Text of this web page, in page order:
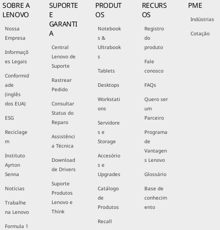
SOBRE A
LENOVO
Nossa
Empresa
Informaçõ
es Legais
Conformid
ade
(inglês
dos EUA)
ESG
Reciclage
m
Instituto
Ayrton
Senna
Notícias
Trabalhe
na Lenovo
Formula 1
SUPORTE
E
GARANTI
A
Central
Lenovo de
Suporte
Rastrear
Pedido
Consultar
Status do
Reparo
Assistênci
a Técnica
Download
de Drivers
Suporte
Produtos
Lenovo e
Think
PRODUT
OS
Notebook
s &
Ultrabook
s
Tablets
Desktops
Workstati
ons
Servidore
s e
Storage
Accesório
s e
Upgrades
Catálogo
de
Produtos
Recall
RECURS
OS
Registro
do
produto
Fale
conosco
FAQs
Quero ser
um
Parceiro
Programa
de
Vantagen
s Lenovo
Glossário
Base de
conhecim
ento
PME
Indústrias
Cotação